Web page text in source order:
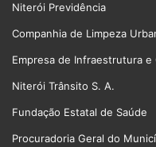
Niterói Previdência
Companhia de Limpeza
Empresa de Infraestrutura
Niterói Trânsito S. A.
Fundação Estatal de Saúde
Procuradoria Geral do